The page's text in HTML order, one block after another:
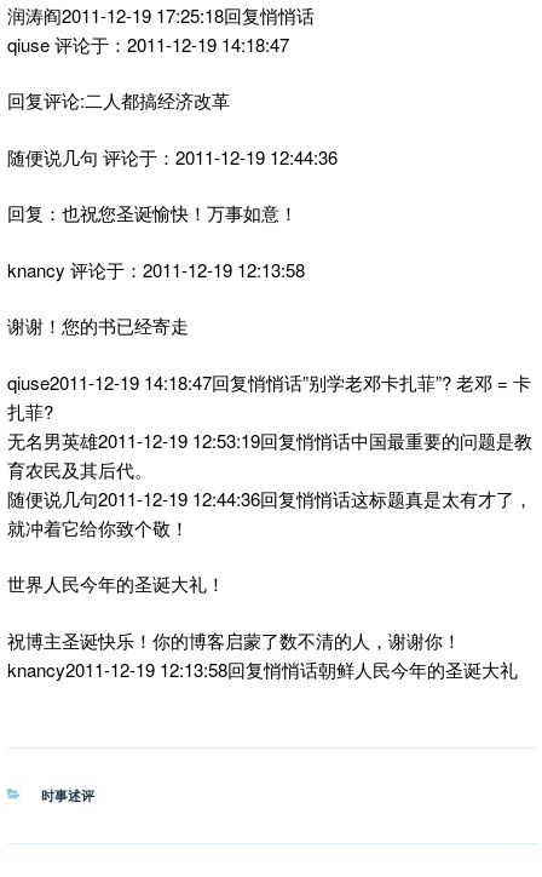
润涛阎2011-12-19 17:25:18回复悄悄话
qiuse 评论于：2011-12-19 14:18:47
回复评论:二人都搞经济改革
随便说几句 评论于：2011-12-19 12:44:36
回复：也祝您圣诞愉快！万事如意！
knancy 评论于：2011-12-19 12:13:58
谢谢！您的书已经寄走
qiuse2011-12-19 14:18:47回复悄悄话”别学老邓卡扎菲”? 老邓 = 卡
扎菲?
无名男英雄2011-12-19 12:53:19回复悄悄话中国最重要的问题是教
育农民及其后代。
随便说几句2011-12-19 12:44:36回复悄悄话这标题真是太有才了，
就冲着它给你致个敬！
世界人民今年的圣诞大礼！
祝博主圣诞快乐！你的博客启蒙了数不清的人，谢谢你！
knancy2011-12-19 12:13:58回复悄悄话朝鲜人民今年的圣诞大礼
分
时事述评